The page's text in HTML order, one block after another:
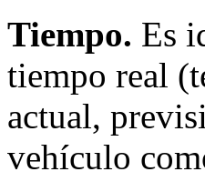
Tiempo. Es
tiempo real
actual,
vehículo